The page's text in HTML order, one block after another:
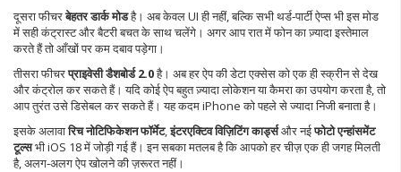
दूसरा फीचरबेहतर डार्क मोडहै। अब केवल UI ही नहीं, बल्कि सभी थर्ड‑पार्टी ऐप्स भी इस मोड
में सही कंट्रास्ट और बैटरी बचत के साथ चलेंगे। अगर आप रात में फोन का ज़्यादा इस्तेमाल
करते हैं तो आँखों पर कम दबाव पड़ेगा।
तीसरा फीचरप्राइवेसी डैशबोर्ड 2.0है। अब हर ऐप की डेटा एक्सेस को एक ही स्क्रीन से देख
और कंट्रोल कर सकते हैं। यदि कोई ऐप बहुत ज़्यादा लोकेशन या कैमरा का उपयोग करता है, तो
आप तुरंत उसे डिसेबल कर सकते हैं। यह कदम iPhone को पहले से ज्यादा निजी बनाता है।
इसके अलावारिच नोटिफिकेशन फॉर्मेट,इंटरएक्टिव विज़िटिंग कार्ड्सऔर नईफोटो एन्हांसमेंट
टूल्सभी iOS 18 में जोड़ी गई हैं। इन सबका मतलब है कि आपको हर चीज़ एक ही जगह मिलती
है, अलग‑अलग ऐप खोलने की ज़रूरत नहीं।